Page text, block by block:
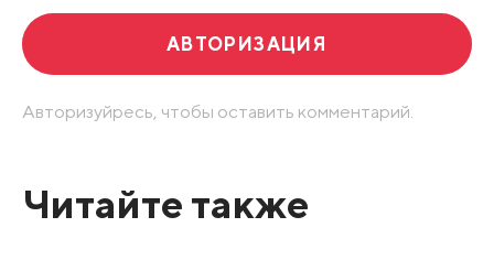
АВТОРИЗАЦИЯ
Авторизуйресь, чтобы оставить комментарий.
Читайте также